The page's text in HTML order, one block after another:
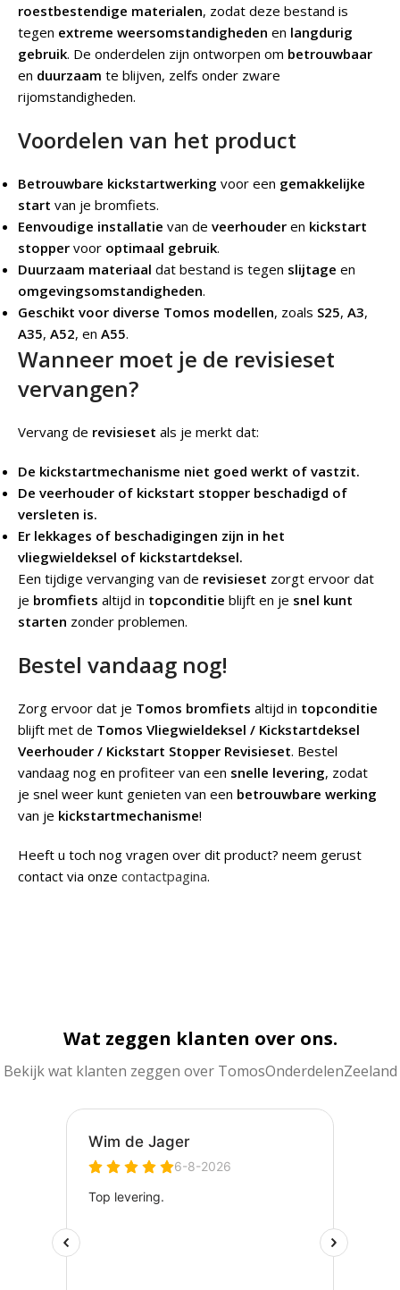
roestbestendige materialen, zodat deze bestand is
tegen extreme weersomstandigheden en langdurig
gebruik. De onderdelen zijn ontworpen om betrouwbaar
en duurzaam te blijven, zelfs onder zware
rijomstandigheden.
Voordelen van het product
Betrouwbare kickstartwerking voor een gemakkelijke
start van je bromfiets.
Eenvoudige installatie van de veerhouder en kickstart
stopper voor optimaal gebruik.
Duurzaam materiaal dat bestand is tegen slijtage en
omgevingsomstandigheden.
Geschikt voor diverse Tomos modellen, zoals S25, A3,
A35, A52, en A55.
Wanneer moet je de revisieset
vervangen?
Vervang de revisieset als je merkt dat:
De kickstartmechanisme niet goed werkt of vastzit.
De veerhouder of kickstart stopper beschadigd of
versleten is.
Er lekkages of beschadigingen zijn in het
vliegwieldeksel of kickstartdeksel.
Een tijdige vervanging van de revisieset zorgt ervoor dat
je bromfiets altijd in topconditie blijft en je snel kunt
starten zonder problemen.
Bestel vandaag nog!
Zorg ervoor dat je Tomos bromfiets altijd in topconditie
blijft met de Tomos Vliegwieldeksel / Kickstartdeksel
Veerhouder / Kickstart Stopper Revisieset. Bestel
vandaag nog en profiteer van een snelle levering, zodat
je snel weer kunt genieten van een betrouwbare werking
van je kickstartmechanisme!
Heeft u toch nog vragen over dit product? neem gerust
contact via onze contactpagina.
Wat zeggen klanten over ons.
Bekijk wat klanten zeggen over TomosOnderdelenZeeland